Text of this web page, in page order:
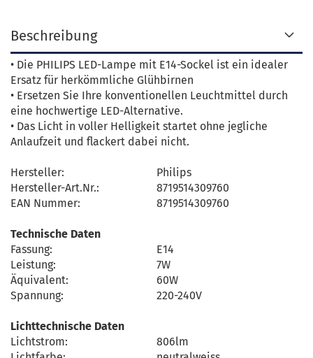
Beschreibung
• Die PHILIPS LED-Lampe mit E14-Sockel ist ein idealer
Ersatz für herkömmliche Glühbirnen
• Ersetzen Sie Ihre konventionellen Leuchtmittel durch
eine hochwertige LED-Alternative.
• Das Licht in voller Helligkeit startet ohne jegliche
Anlaufzeit und flackert dabei nicht.
Hersteller:
Philips
Hersteller-Art.Nr.:
8719514309760
EAN Nummer:
8719514309760
Technische Daten
Fassung:
E14
Leistung:
7W
Äquivalent:
60W
Spannung:
220-240V
Lichttechnische Daten
Lichtstrom:
806lm